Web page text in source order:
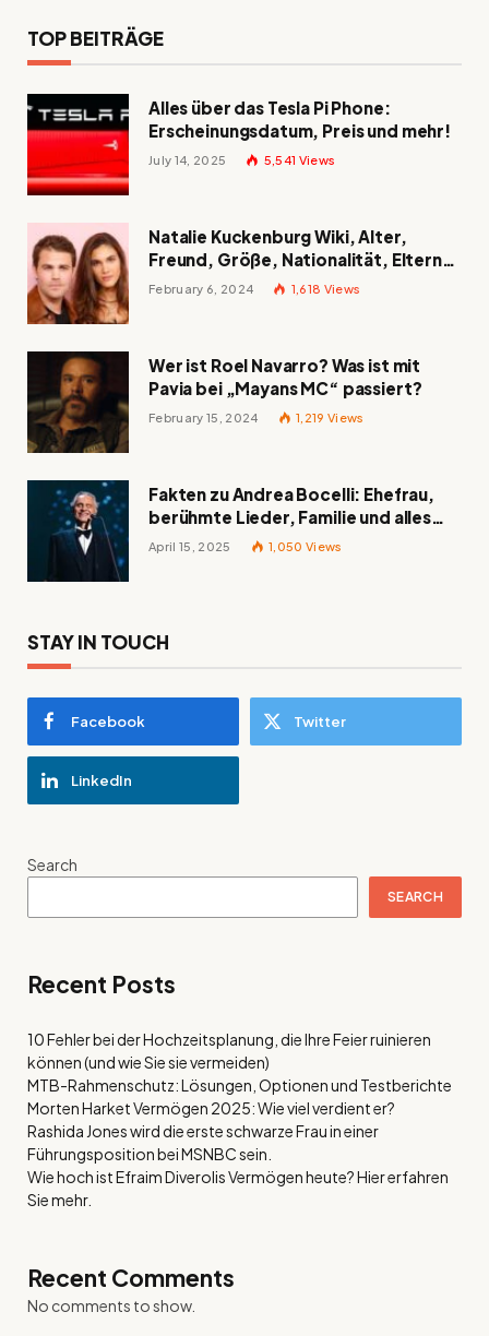
TOP BEITRÄGE
Alles über das Tesla Pi Phone:
Erscheinungsdatum, Preis und mehr!
July 14, 2025 5,541 Views
Natalie Kuckenburg Wiki, Alter,
Freund, Größe, Nationalität, Eltern
und mehr
February 6, 2024 1,618 Views
Wer ist Roel Navarro? Was ist mit
Pavia bei „Mayans MC“ passiert?
February 15, 2024 1,219 Views
Fakten zu Andrea Bocelli: Ehefrau,
berühmte Lieder, Familie und alles
Wissenswerte über den italienischen
April 15, 2025 1,050 Views
STAY IN TOUCH
Facebook Twitter
LinkedIn
Search
SEARCH
Recent Posts
10 Fehler bei der Hochzeitsplanung, die Ihre Feier ruinieren
können (und wie Sie sie vermeiden)
MTB-Rahmenschutz: Lösungen, Optionen und Testberichte
Morten Harket Vermögen 2025: Wie viel verdient er?
Rashida Jones wird die erste schwarze Frau in einer
Führungsposition bei MSNBC sein.
Wie hoch ist Efraim Diverolis Vermögen heute? Hier erfahren
Sie mehr.
Recent Comments
No comments to show.